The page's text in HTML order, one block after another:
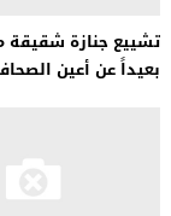
تشييع جنازة
بعيداً عن أعين الصحافة |